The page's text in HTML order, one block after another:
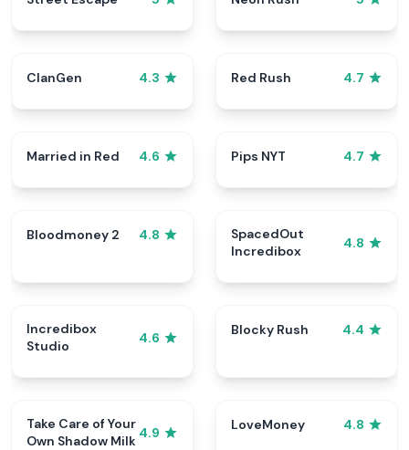
ClanGen 4.3 Red Rush 4.7
Married in Red 4.6 Pips NYT 4.7
Bloodmoney 2 4.8
SpacedOut
Incredibox
4.8
Incredibox
Studio
4.6
Blocky Rush 4.4
Take Care of Your
Own Shadow Milk 4.9
LoveMoney 4.8